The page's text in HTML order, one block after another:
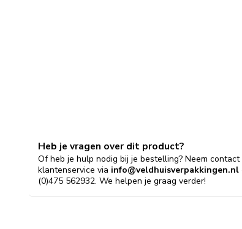
Heb je vragen over dit product?
Of heb je hulp nodig bij je bestelling? Neem contact
klantenservice via info@veldhuisverpakkingen.nl
(0)475 562932. We helpen je graag verder!